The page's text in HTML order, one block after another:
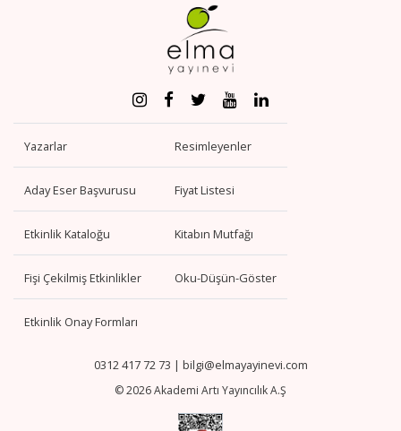
Yazarlar Resimleyenler
Aday Eser Başvurusu Fiyat Listesi
Etkinlik Kataloğu Kitabın Mutfağı
Fişi Çekilmiş Etkinlikler Oku-Düşün-Göster
Etkinlik Onay Formları
0312 417 72 73 | bilgi@elmayayinevi.com
© 2026 Akademi Artı Yayıncılık A.Ş